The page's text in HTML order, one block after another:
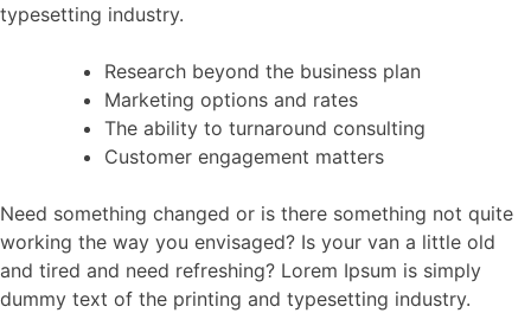
typesetting industry.
Research beyond the business plan
Marketing options and rates
The ability to turnaround consulting
Customer engagement matters
Need something changed or is there something not quite
working the way you envisaged? Is your van a little old
and tired and need refreshing? Lorem Ipsum is simply
dummy text of the printing and typesetting industry.